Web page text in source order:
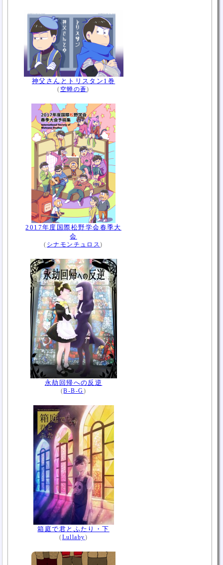
神父さんとトリスタン1巻
( 空蝉の蒼)
2017年度国際松野学会春季大
会
( シナモンチュロス)
永劫回帰への反逆
(B-B-G)
箱庭で君とふたり・下
(Lullaby)